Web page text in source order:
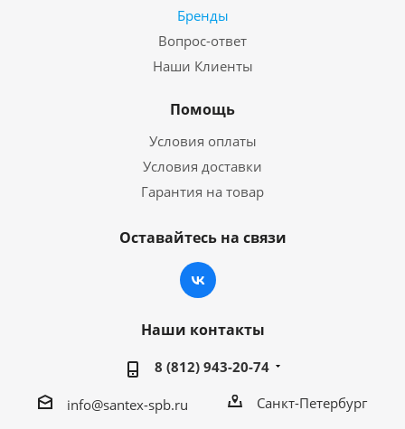
Бренды
Вопрос-ответ
Наши Клиенты
Помощь
Условия оплаты
Условия доставки
Гарантия на товар
Оставайтесь на связи
Наши контакты
8 (812) 943-20-74
info@santex-spb.ru Санкт-Петербург